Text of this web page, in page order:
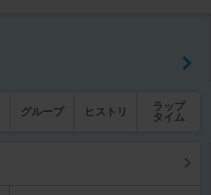
グループ ヒストリ
ラップ
タイム